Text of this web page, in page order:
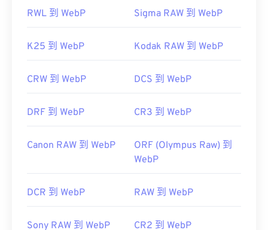
RWL 到 WebP Sigma RAW 到 WebP
K25 到 WebP Kodak RAW 到 WebP
CRW 到 WebP DCS 到 WebP
DRF 到 WebP CR3 到 WebP
Canon RAW 到 WebP
ORF (Olympus Raw) 到
WebP
DCR 到 WebP RAW 到 WebP
Sony RAW 到 WebP CR2 到 WebP